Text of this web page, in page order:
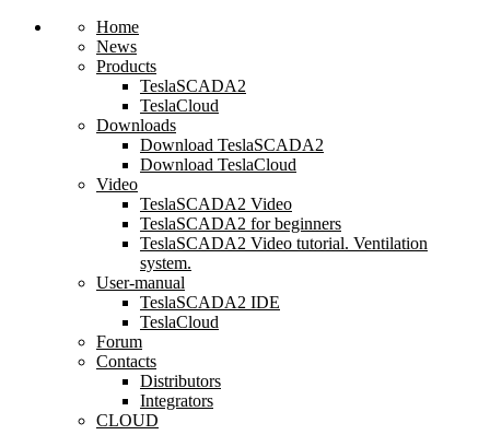
Home
News
Products
TeslaSCADA2
TeslaCloud
Downloads
Download TeslaSCADA2
Download TeslaCloud
Video
TeslaSCADA2 Video
TeslaSCADA2 for beginners
TeslaSCADA2 Video tutorial. Ventilation
system.
User-manual
TeslaSCADA2 IDE
TeslaCloud
Forum
Contacts
Distributors
Integrators
CLOUD